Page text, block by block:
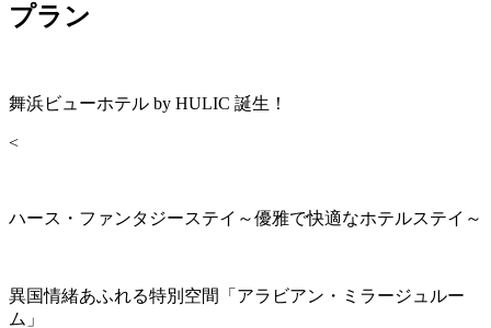
プラン
舞浜ビューホテル by HULIC 誕生！
<
ハース・ファンタジーステイ～優雅で快適なホテルステイ～
異国情緒あふれる特別空間「アラビアン・ミラージュルー
ム」